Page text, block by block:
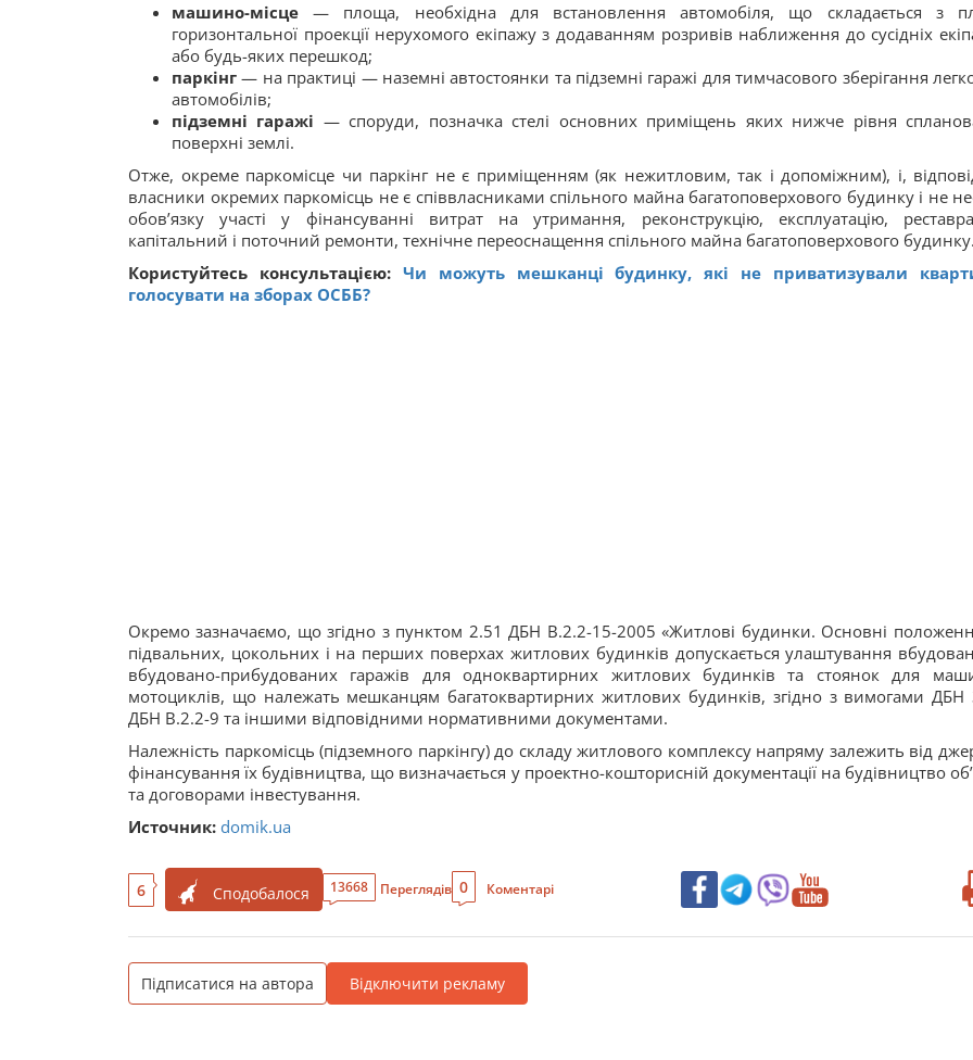
машино-місце — площа, необхідна для встановлення автомобіля, що складається з
горизонтальної проекції нерухомого екіпажу з додаванням розривів наближення до сусідніх
або будь-яких перешкод;
паркінг — на практиці — наземні автостоянки та підземні гаражі для тимчасового зберігання
автомобілів;
підземні гаражі — споруди, позначка стелі основних приміщень яких нижче рівня
поверхні землі.
Отже, окреме паркомісце чи паркінг не є приміщенням (як нежитловим, так і допоміжним), і,
власники окремих паркомісць не є співвласниками спільного майна багатоповерхового будинку і не
обов’язку участі у фінансуванні витрат на утримання, реконструкцію, експлуатацію,
капітальний і поточний ремонти, технічне переоснащення спільного майна багатоповерхового
Користуйтесь консультацією: Чи можуть мешканці будинку, які не приватизували
голосувати на зборах ОСББ?
Окремо зазначаємо, що згідно з пунктом 2.51 ДБН В.2.2-15-2005 «Житлові будинки. Основні
підвальних, цокольних і на перших поверхах житлових будинків допускається улаштування
вбудовано-прибудованих гаражів для одноквартирних житлових будинків та стоянок для
мотоциклів, що належать мешканцям багатоквартирних житлових будинків, згідно з вимогами ДБН
ДБН В.2.2-9 та іншими відповідними нормативними документами.
Належність паркомісць (підземного паркінгу) до складу житлового комплексу напряму залежить від
фінансування їх будівництва, що визначається у проектно-кошторисній документації на будівництво
та договорами інвестування.
Источник: domik.ua
6 Сподобалося 13668 Переглядів 0 Коментарі
Підписатися на автора Відключити рекламу